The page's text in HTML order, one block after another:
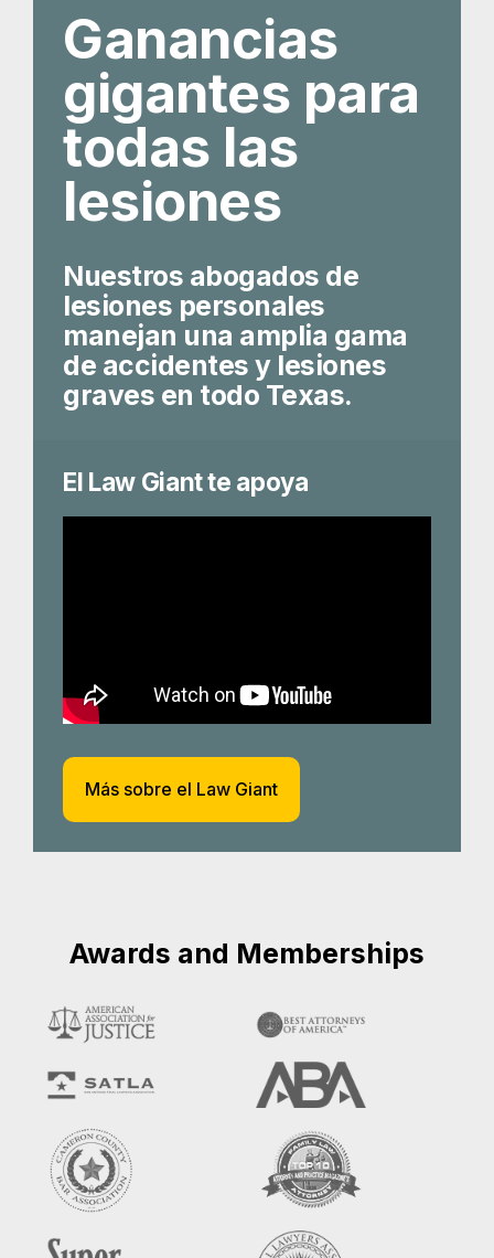
Ganancias
gigantes para
todas las
lesiones
Nuestros abogados de
lesiones personales
manejan una amplia gama
de accidentes y lesiones
graves en todo Texas.
El Law Giant te apoya
Más sobre el Law Giant